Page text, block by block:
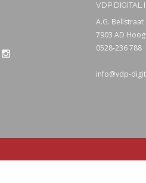
VDP DIGITAL
A.G. Bellstraat
7903 AD
0528-236 788
info@vdp-